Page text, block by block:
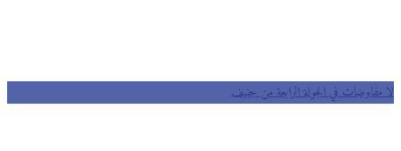
لا مفاوضات في الجولة الرابعة من جنيف